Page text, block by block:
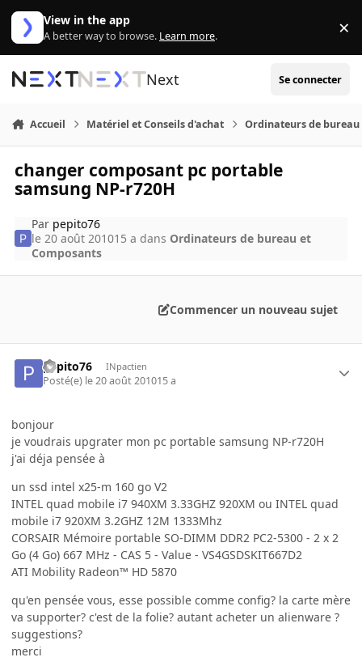
Aller au contenu
View in the app
A better way to browse. Learn more. ×
Next Se connecter
Accueil Matériel et Conseils d'achat Ordinateurs de bureau
changer composant pc portable
samsung NP-r720H
Par pepito76
le 20 août 201015 a dans Ordinateurs de bureau et
Composants
Commencer un nouveau sujet
pepito76 INpactien
Posté(e) le 20 août 201015 a
bonjour
je voudrais upgrater mon pc portable samsung NP-r720H
j'ai déja pensée à
un ssd intel x25-m 160 go V2
INTEL quad mobile i7 940XM 3.33GHZ 920XM ou INTEL quad
mobile i7 920XM 3.2GHZ 12M 1333Mhz
CORSAIR Mémoire portable SO-DIMM DDR2 PC2-5300 - 2 x 2
Go (4 Go) 667 MHz - CAS 5 - Value - VS4GSDSKIT667D2
ATI Mobility Radeon™ HD 5870
qu'en pensée vous, esse possible comme config? la carte mère
va supporter? c'est de la folie? autant acheter un alienware ?
suggestions?
merci